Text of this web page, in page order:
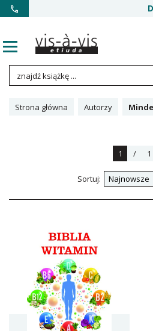
Strona główna Autorzy
1 / 1
Sortuj: